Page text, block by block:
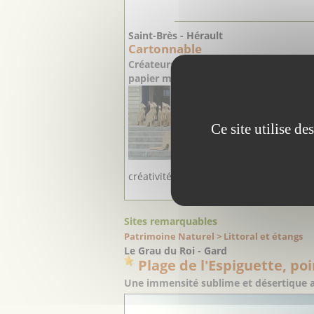
Saint-Brès - Hérault
Cartonnable
Créateurs de meubles et objets de
papier mâché
avec du
talent
créativité ...
Sites remarquables
Patrimoine Naturel > Littoral et étangs
Le Grau du Roi - Gard
Plage de l'Espiguette,
Une immensité sublime et désertique
Ce site utilise